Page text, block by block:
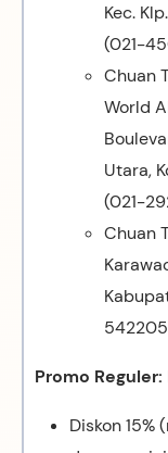
Kec.
(021-
Chuan
World
Utara,
(021-
Chuan
Promo Reguler:
Diskon 15%